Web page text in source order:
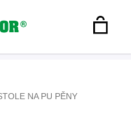
Hledat
NA PU PĚNY